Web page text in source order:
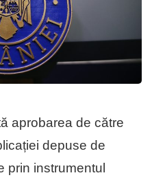
aprobarea de către
depuse de
prin instrumentul